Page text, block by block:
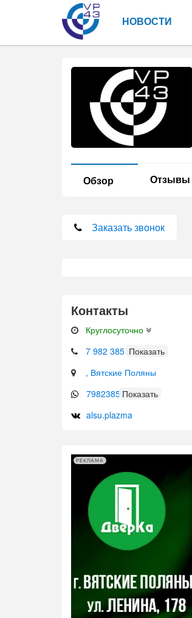
НОВОСТИ
Обзор Отзывы
Заказать звонок
Контакты
Круглосуточно
7 982 385 9231
, Вятские Поляны
79823859231
alsu.plazma
РЕКЛАМА